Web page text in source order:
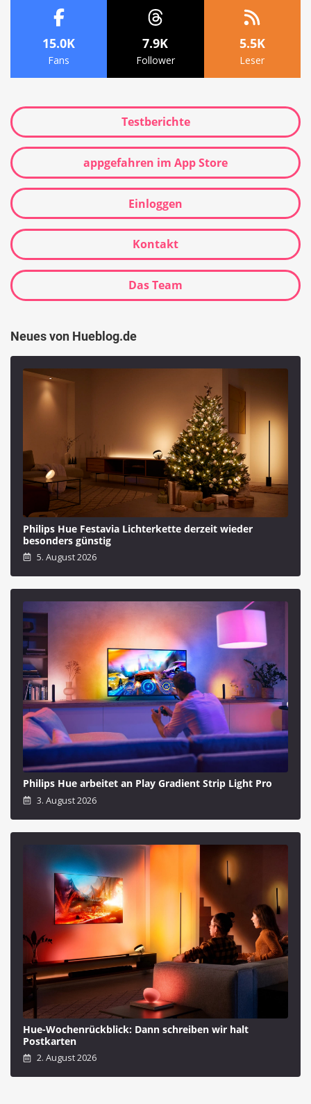
15.0K
Fans
7.9K
Follower
5.5K
Leser
Testberichte
appgefahren im App Store
Einloggen
Kontakt
Das Team
Neues von Hueblog.de
Philips Hue Festavia Lichterkette derzeit wieder
besonders günstig
5. August 2026
Philips Hue arbeitet an Play Gradient Strip Light Pro
3. August 2026
Hue-Wochenrückblick: Dann schreiben wir halt
Postkarten
2. August 2026